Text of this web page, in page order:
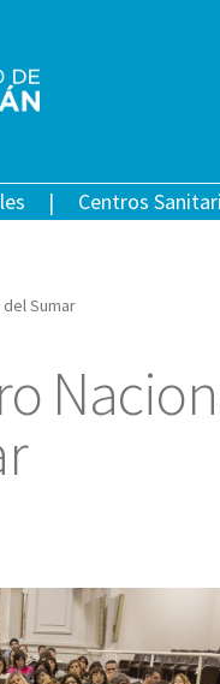
Centros
Sumar